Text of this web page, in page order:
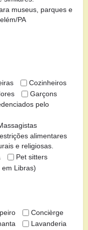
museus, parques e
PA
Cozinheiros
Garçons
pelo
alimentares
e religiosas.
Pet sitters
Libras)
Concièrge
Lavanderia